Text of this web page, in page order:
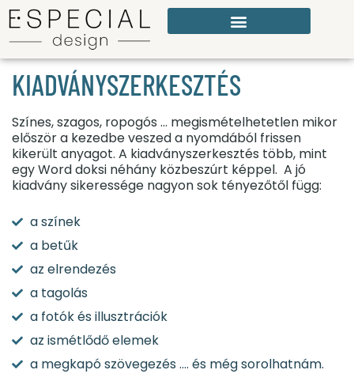
KIADVÁNYSZERKESZTÉS
Színes, szagos, ropogós … megismételhetetlen mikor
először a kezedbe veszed a nyomdából frissen
kikerült anyagot. A kiadványszerkesztés több, mint
egy Word doksi néhány közbeszúrt képpel. A jó
kiadvány sikeressége nagyon sok tényezőtől függ:
a színek
a betűk
az elrendezés
a tagolás
a fotók és illusztrációk
az ismétlődő elemek
a megkapó szövegezés …. és még sorolhatnám.